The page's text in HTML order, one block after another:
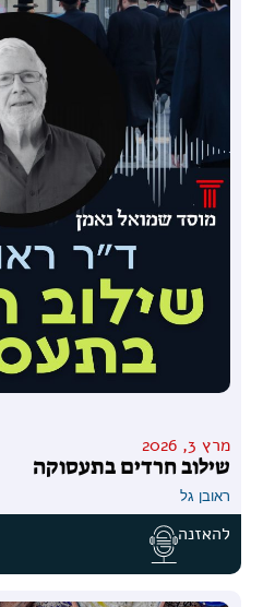
מרץ 3, 2026
שילוב חרדים בתעסוקה
ראובן גל
להאזנה